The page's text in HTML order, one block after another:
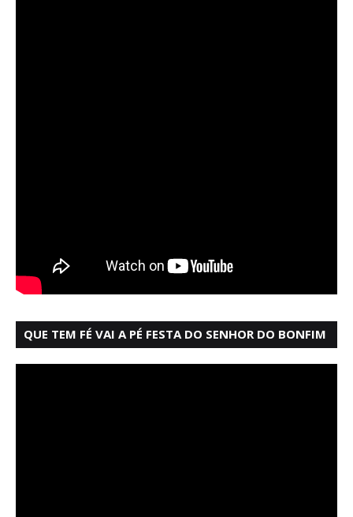
QUE TEM FÉ VAI A PÉ FESTA DO SENHOR DO BONFIM